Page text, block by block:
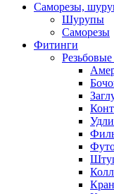
Саморезы,
Шурупы
Саморезы
Фитинги